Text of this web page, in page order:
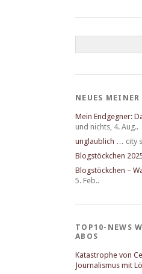
NEUES
Mein Endgegner:
und nichts, 4. Aug..
unglaublich … city
Blogstöckchen
Blogstöckchen –
5. Feb..
TOP10-NEWS
ABOS
Katastrophe von
Journalismus mit